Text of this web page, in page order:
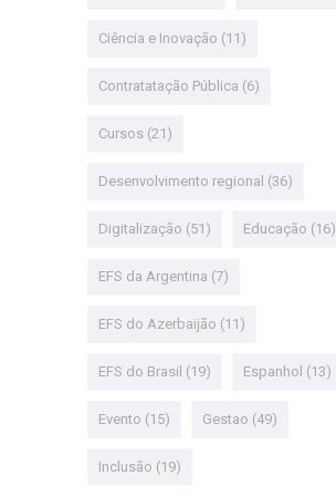
Ciência e Inovação (11)
Contratatação Pública (6)
Cursos(21)
Desenvolvimento regional (36)
Digitalização (51) Educação (16)
EFS da Argentina (7)
EFS do Azerbaijão (11)
EFS do Brasil (19) Espanhol (13)
Evento (15) Gestao (49)
Inclusão (19)